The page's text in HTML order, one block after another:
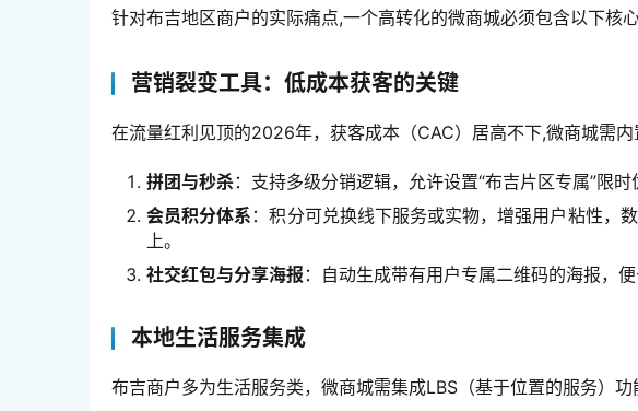
针对布吉地区商户的实际痛点,一个高转化的微商城必须包含以下核心
营销裂变工具：低成本获客的关键
在流量红利见顶的2026年，获客成本（CAC）居高不下,微商城需内
拼团与秒杀：支持多级分销逻辑，允许设置“布吉片区专属”限
会员积分体系 ：积分可兑换线下服务或实物，增强用户粘性，
上。
社交红包与分享海报 ：自动生成带有用户专属二维码的海报，
本地生活服务集成
布吉商户多为生活服务类，微商城需集成LBS（基于位置的服务）功